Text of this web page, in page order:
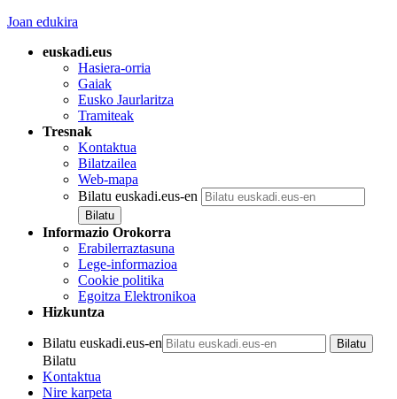
Joan edukira
euskadi.eus
Hasiera-orria
Gaiak
Eusko Jaurlaritza
Tramiteak
Tresnak
Kontaktua
Bilatzailea
Web-mapa
Bilatu euskadi.eus-en
Informazio Orokorra
Erabilerraztasuna
Lege-informazioa
Cookie politika
Egoitza Elektronikoa
Hizkuntza
Bilatu euskadi.eus-en
Bilatu
Kontaktua
Nire karpeta